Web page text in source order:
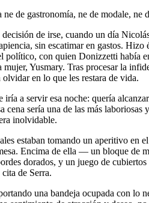
de gastronomía, ne de modale,
de irse, cuando un día
sin escatimar en gastos.
político, con quien Donizzetti había
Yusmary. Tras procesar la
en lo que les restara de vida.
a servir esa noche: quería
cena sería una de las más
inolvidable.
estaban tomando un aperitivo
Encima de ella — un bloque de
dorados, y un juego de
de Serra.
una bandeja ocupada con